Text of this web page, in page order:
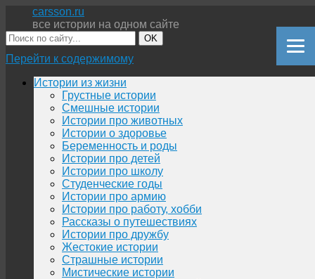
carsson.ru
все истории на одном сайте
OK
Перейти к содержимому
Истории из жизни
Грустные истории
Смешные истории
Истории про животных
Истории о здоровье
Беременность и роды
Истории про детей
Истории про школу
Студенческие годы
Истории про армию
Истории про работу, хобби
Рассказы о путешествиях
Истории про дружбу
Жестокие истории
Страшные истории
Мистические истории